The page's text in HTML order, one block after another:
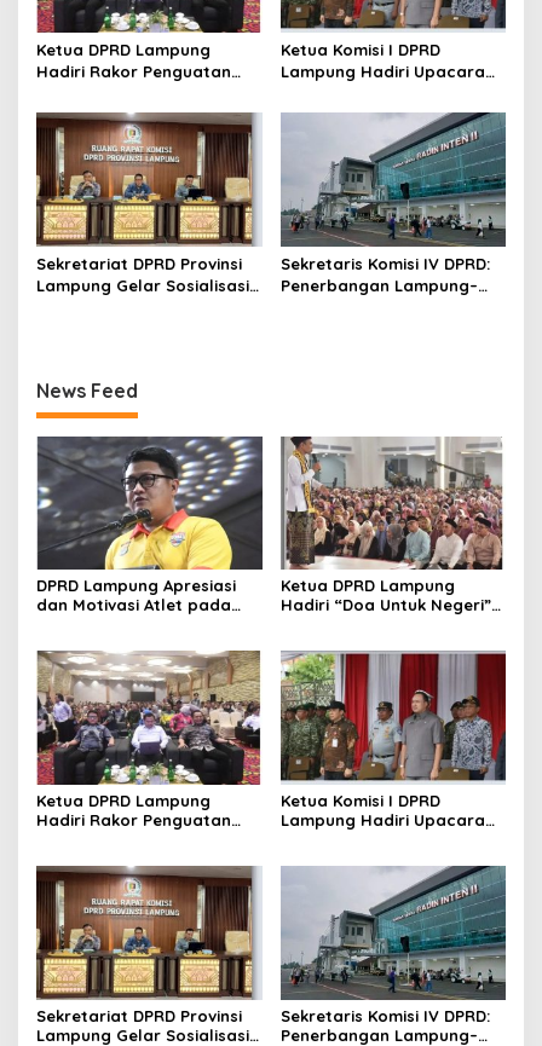
Ketua DPRD Lampung
Hadiri Rakor Penguatan
Gratis
Ketua Komisi I DPRD
Lampung Hadiri Upacara
Yustisi Polisi Militer TNI TA
Sekretariat DPRD Provinsi
Lampung Gelar Sosialisasi
Sekretaris Komisi IV DPRD:
Penerbangan Lampung–
News Feed
DPRD Lampung Apresiasi
dan Motivasi Atlet pada
Ketua DPRD Lampung
Hadiri “Doa Untuk Negeri”
Ketua DPRD Lampung
Hadiri Rakor Penguatan
Ketua Komisi I DPRD
Lampung Hadiri Upacara
Sekretariat DPRD Provinsi
Lampung Gelar Sosialisasi
Sekretaris Komisi IV DPRD:
Penerbangan Lampung–